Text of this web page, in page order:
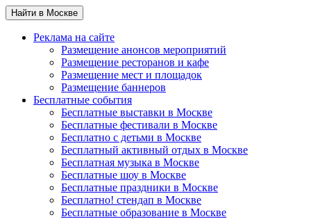
Найти в Москве
Реклама на сайте
Размещение анонсов мероприятий
Размещение ресторанов и кафе
Размещение мест и площадок
Размещение баннеров
Бесплатные события
Бесплатные выставки в Москве
Бесплатные фестивали в Москве
Бесплатно с детьми в Москве
Бесплатный активный отдых в Москве
Бесплатная музыка в Москве
Бесплатные шоу в Москве
Бесплатные праздники в Москве
Бесплатно! стендап в Москве
Бесплатные образование в Москве